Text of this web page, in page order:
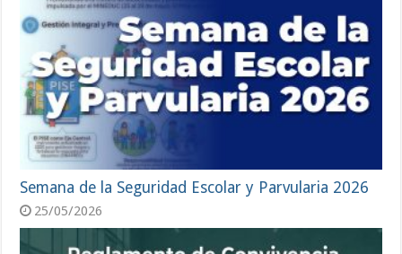
Semana de la Seguridad Escolar y Parvularia 2026
25/05/2026